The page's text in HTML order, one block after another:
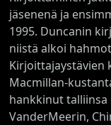
jäsenenä ja
1995. Duncanin
niistä alkoi
Kirjoittajaystävien
Macmillan-
hankkinut talliinsa
VanderMeerin,